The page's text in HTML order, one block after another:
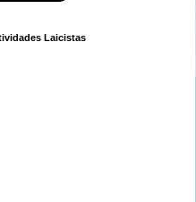
Laicistas